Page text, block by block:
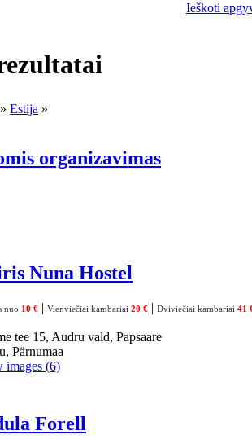
Ieškoti
» Estija »
organizavimas
Nuna Hostel
nuo 10 € | Vienviečiai kambariai 20 € | Dviviečiai kambariai 41
tee 15, Audru vald, Papsaare
Pärnumaa
images (6)
Forell